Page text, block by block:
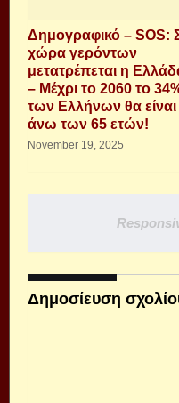
Δημογραφικό – SOS:
χώρα γερόντων
μετατρέπεται η
– Μέχρι το 2060 το
των Ελλήνων θα είναι
άνω των 65 ετών!
November 19, 2025
Δημοσίευση